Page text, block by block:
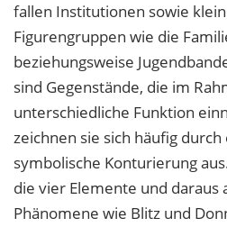
fallen Institutionen sowie
Figurengruppen wie die
beziehungsweise
sind Gegenstände, die im
unterschiedliche Funktion
zeichnen sie sich häufig
symbolische Konturierung
die vier Elemente und daraus
Phänomene wie Blitz und